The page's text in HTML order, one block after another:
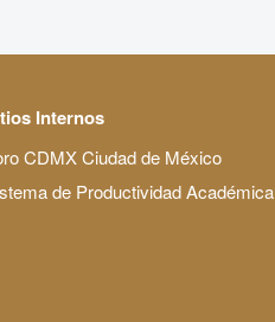
Internos
CDMX Ciudad de México
de Productividad Académica